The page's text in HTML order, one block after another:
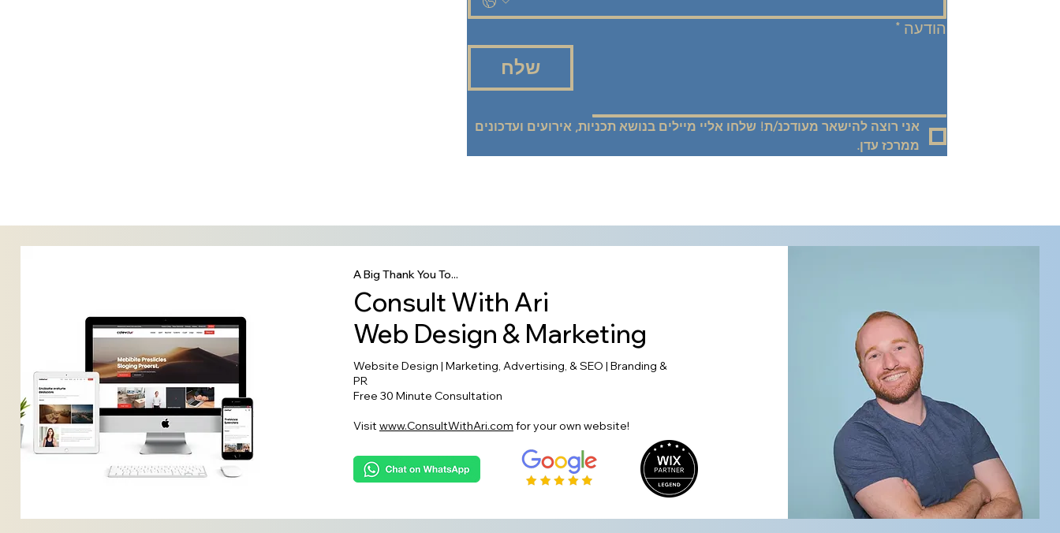
הודעה *
שלח
ממרכז עדן.
A Big Thank You To...
Consult With Ari
Web Design & Marketing
Website Design | Marketing, Advertising, & SEO | Branding &
PR
Free 30 Minute Consultation
Visit www.ConsultWithAri.com for your own website!